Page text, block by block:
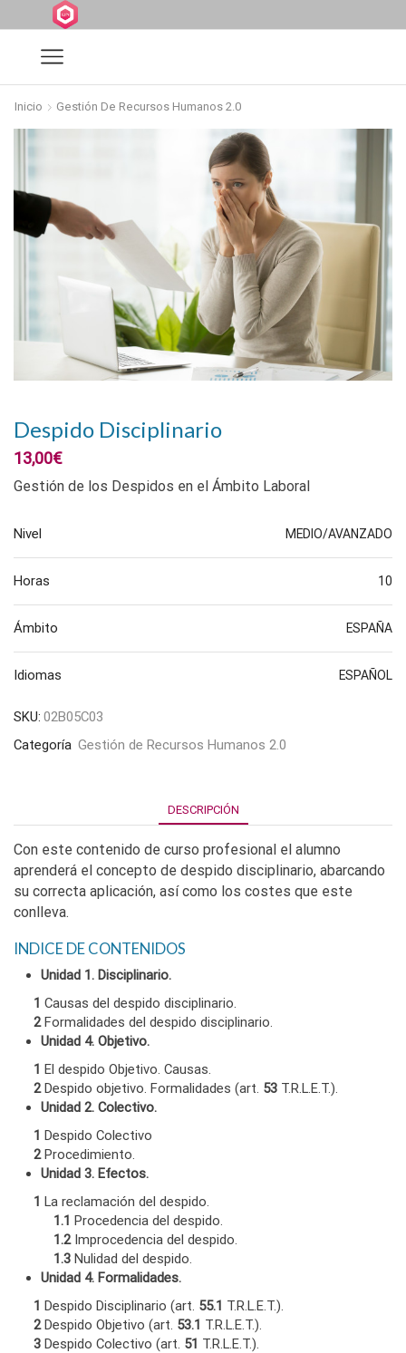
Inicio Gestión De Recursos Humanos 2.0
Despido Disciplinario
13,00€
Gestión de los Despidos en el Ámbito Laboral
Nivel MEDIO/AVANZADO
Horas 10
Ámbito ESPAÑA
Idiomas ESPAÑOL
SKU: 02B05C03
Categoría Gestión de Recursos Humanos 2.0
DESCRIPCIÓN
Con este contenido de curso profesional el alumno
aprenderá el concepto de despido disciplinario, abarcando
su correcta aplicación, así como los costes que este
conlleva.
INDICE DE CONTENIDOS
Unidad 1. Disciplinario.
1 Causas del despido disciplinario.
2Formalidades del despido disciplinario.
Unidad 4. Objetivo.
1 El despido Objetivo. Causas.
2Despido objetivo. Formalidades (art. 53 T.R.L.E.T.).
Unidad 2. Colectivo.
1 Despido Colectivo
2Procedimiento.
Unidad 3. Efectos.
1 La reclamación del despido.
1.1 Procedencia del despido.
1.2Improcedencia del despido.
1.3 Nulidad del despido.
Unidad 4. Formalidades.
1 Despido Disciplinario (art. 55.1 T.R.L.E.T.).
2Despido Objetivo (art. 53.1 T.R.L.E.T.).
3 Despido Colectivo (art. 51 T.R.L.E.T.).